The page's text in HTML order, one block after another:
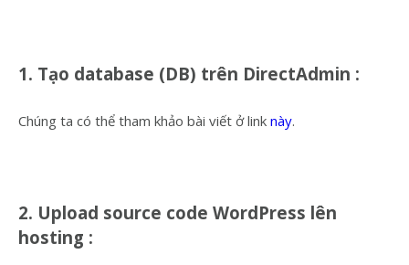
1. Tạo database (DB) trên DirectAdmin :
Chúng ta có thể tham khảo bài viết ở link này.
2. Upload source code WordPress lên
hosting :